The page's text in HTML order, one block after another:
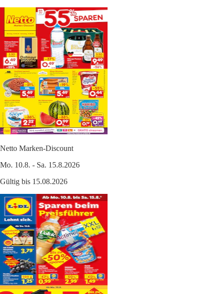
Netto Marken-Discount
Mo. 10.8. - Sa. 15.8.2026
Gültig bis 15.08.2026